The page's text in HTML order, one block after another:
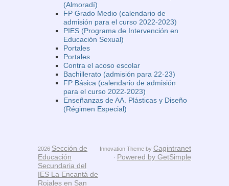
(Almoradí)
FP Grado Medio (calendario de
admisión para el curso 2022-2023)
PIES (Programa de Intervención en
Educación Sexual)
Portales
Portales
Contra el acoso escolar
Bachillerato (admisión para 22-23)
FP Básica (calendario de admisión
para el curso 2022-2023)
Enseñanzas de AA. Plásticas y Diseño
(Régimen Especial)
2026 Sección de
Educación
Secundaria del
IES La Encantá de
Rojales en San
Innovation Theme by Cagintranet
· Powered by GetSimple